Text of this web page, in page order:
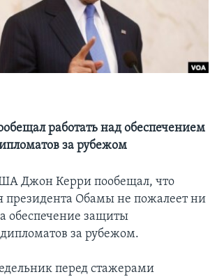
работать над обеспечением
за рубежом
Джон Керри пообещал, что
президента Обамы не пожалеет ни
обеспечение защиты
за рубежом.
перед стажерами